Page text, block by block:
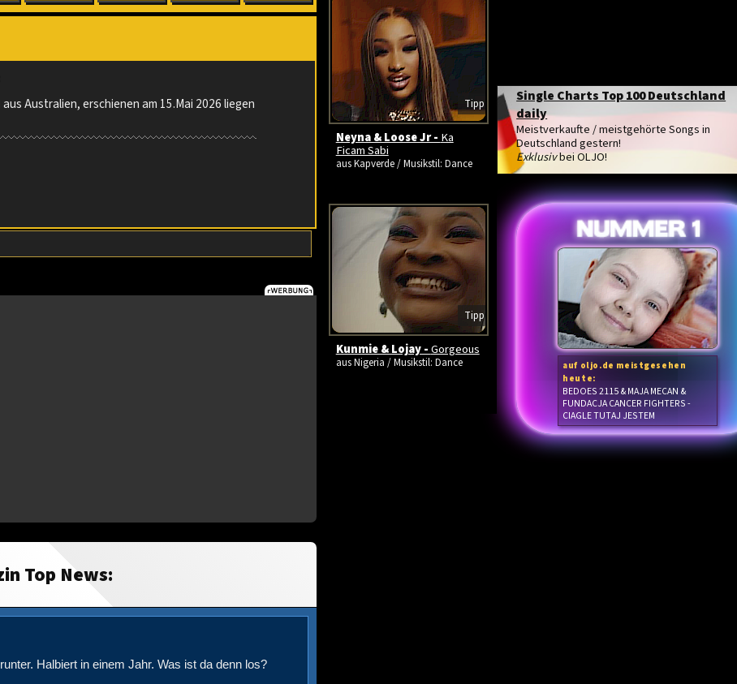
aus Australien, erschienen am 15.Mai 2026 liegen
Top News:
Halbiert in einem Jahr. Was ist da denn los?
Single Charts Top 100 Deutschland
daily
Meistverkaufte / meistgehörte Songs in
Deutschland gestern!
Exklusivbei OLJO!
auf oljo.de meistgesehen
heute:
BEDOES 2115 & MAJA MECAN &
FUNDACJA CANCER FIGHTERS -
CIAGLE TUTAJ JESTEM
Tipp
Neyna & Loose Jr - Ka
Ficam Sabi
aus Kapverde / Musikstil: Dance
Tipp
Kunmie & Lojay -Gorgeous
aus Nigeria / Musikstil: Dance